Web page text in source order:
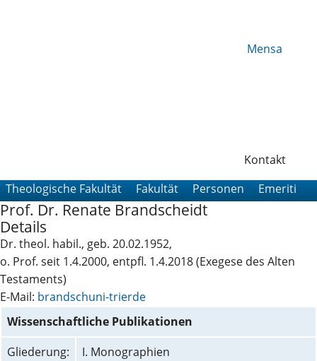
Mensa
Kontakt
Theologische Fakultät
Fakultät Personen Emeriti
Prof. Dr. Renate Brandscheidt
Details
Dr. theol. habil., geb. 20.02.1952,
o. Prof. seit 1.4.2000, entpfl. 1.4.2018 (Exegese des Alten
Testaments)
E-Mail: brandschuni-trierde
Wissenschaftliche Publikationen
Gliederung:
I. Monographien